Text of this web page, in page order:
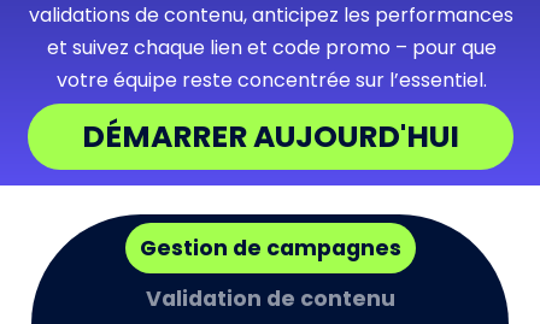
validations de contenu, anticipez les performances
et suivez chaque lien et code promo – pour que
votre équipe reste concentrée sur l’essentiel.
DÉMARRER AUJOURD'HUI
Gestion de campagnes
Validation de contenu